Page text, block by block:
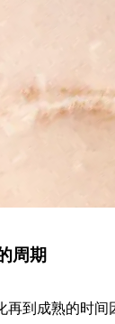
周期
再到成熟的时间